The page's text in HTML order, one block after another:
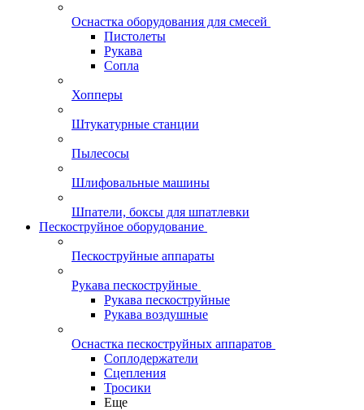
Оснастка оборудования для смесей
Пистолеты
Рукава
Сопла
Хопперы
Штукатурные станции
Пылесосы
Шлифовальные машины
Шпатели, боксы для шпатлевки
Пескоструйное оборудование
Пескоструйные аппараты
Рукава пескоструйные
Рукава пескоструйные
Рукава воздушные
Оснастка пескоструйных аппаратов
Соплодержатели
Сцепления
Тросики
Еще